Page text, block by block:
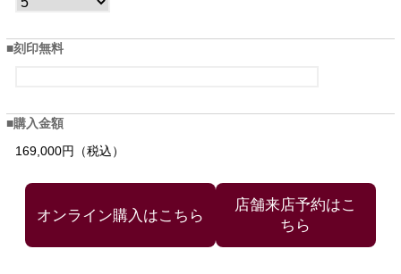
刻印無料
購入金額
169,000円（税込）
店舗来店予約はこ
ちら